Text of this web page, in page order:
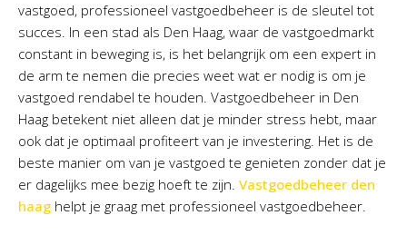
vastgoed, professioneel vastgoedbeheer is de sleutel tot
succes. In een stad als Den Haag, waar de vastgoedmarkt
constant in beweging is, is het belangrijk om een expert in
de arm te nemen die precies weet wat er nodig is om je
vastgoed rendabel te houden. Vastgoedbeheer in Den
Haag betekent niet alleen dat je minder stress hebt, maar
ook dat je optimaal profiteert van je investering. Het is de
beste manier om van je vastgoed te genieten zonder dat je
er dagelijks mee bezig hoeft te zijn. Vastgoedbeheer den
haag helpt je graag met professioneel vastgoedbeheer.